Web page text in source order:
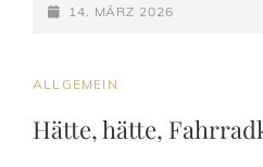
POSTED-
14. MÄRZ 2026
CAT
ALLGEMEIN
Hätte, hätte,